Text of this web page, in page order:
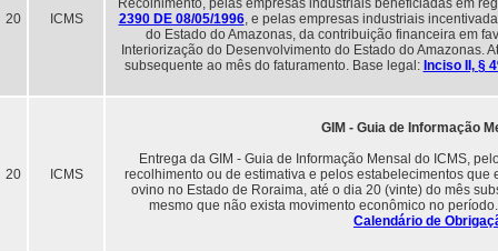
20 ICMS
Recolhimento, pelas empresas industriais beneficiadas em
2390 DE 08/05/1996, e pelas empresas industriais
do Estado do Amazonas, da contribuição financeira em
Interiorização do Desenvolvimento do Estado do Amazonas.
subsequente ao mês do faturamento. Base legal: Inciso II, §
20 ICMS
GIM - Guia de Informação
Entrega da GIM - Guia de Informação Mensal do ICMS,
recolhimento ou de estimativa e pelos estabelecimentos
ovino no Estado de Roraima, até o dia 20 (vinte) do mês
mesmo que não exista movimento econômico no
Calendário de